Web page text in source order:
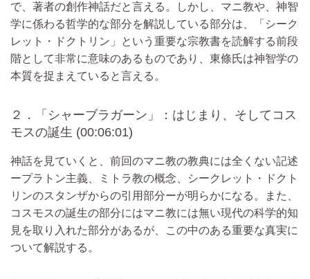
で、著者の創作神話だと言える。しかし、マニ教や、神智
学に係わる哲学的な部分を解説している部分は、「シーク
レット・ドクトリン」という重要な宗教書を読解する前段
階として非常に意味のあるものであり、東條氏は神智学の
本質を捉まえていると言える。
２．「シャーブラガーン」：はじまり、そしてコス
モスの誕生 (00:06:01)
神話を見ていくと、前回のマニ教の教典には全くない記述
ープラトン主義、ミトラ教の概念、シークレット・ドクト
リンのスタンザからの引用部分ーが明らかになる。また、
コスモスの誕生の部分にはマニ教には無い現代の科学的知
見を取り入れた部分があるが、この中のある重要な真実に
ついて解説する。